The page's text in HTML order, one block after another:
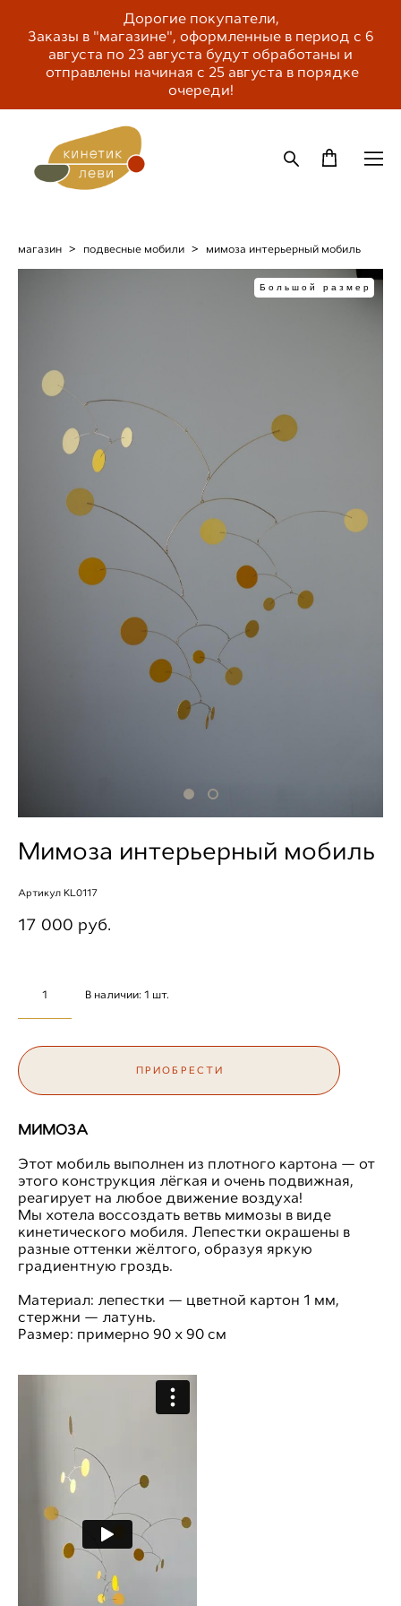
Дорогие покупатели,
Заказы в "магазине", оформленные в период с 6
августа по 23 августа будут обработаны и
отправлены начиная с 25 августа в порядке
очереди!
магазин > подвесные мобили > мимоза интерьерный мобиль
Большой размер
Мимоза интерьерный мобиль
Артикул KL0117
17 000 pуб.
В наличии: 1 шт.
ПРИОБРЕСТИ
МИМОЗА
Этот мобиль выполнен из плотного картона — от
этого конструкция лёгкая и очень подвижная,
реагирует на любое движение воздуха!
Мы хотела воссоздать ветвь мимозы в виде
кинетического мобиля. Лепестки окрашены в
разные оттенки жёлтого, образуя яркую
градиентную гроздь.
Материал: лепестки — цветной картон 1 мм,
стержни — латунь.
Размер: примерно 90 х 90 см